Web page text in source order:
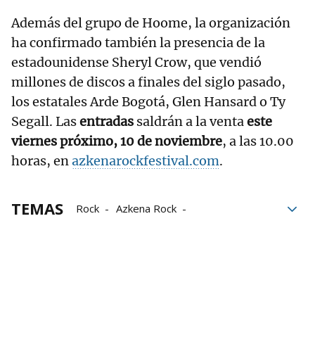
Además del grupo de Hoome, la organización
ha confirmado también la presencia de la
estadounidense Sheryl Crow, que vendió
millones de discos a finales del siglo pasado,
los estatales Arde Bogotá, Glen Hansard o Ty
Segall. Lasentradas saldrán a la ventaeste
viernes próximo, 10 de noviembre, a las 10.00
horas, enazkenarockfestival.com.
TEMAS Rock
Azkena Rock